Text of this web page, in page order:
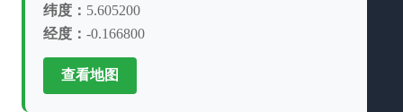
纬度： 5.605200
经度： -0.166800
查看地图